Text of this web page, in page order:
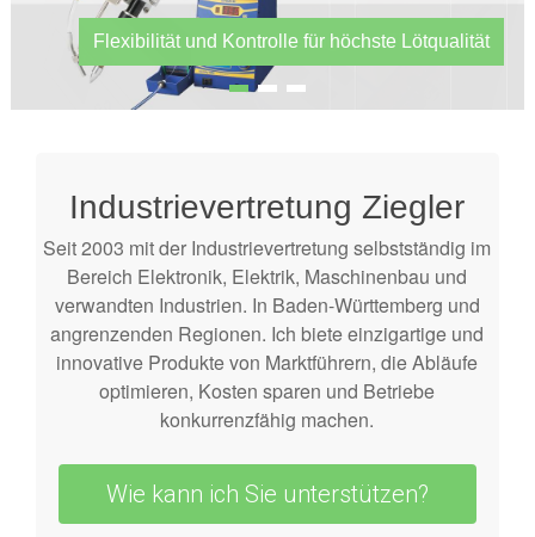
selbstständig
Industrievertretung
im
Württemberg
Flexibilität und Kontrolle für höchste Lötqualität
KLEPP Absaug- und Filtertechnik
Industrievertretung Ziegler
Seit 2003 mit der Industrievertretung selbstständig im
Bereich Elektronik, Elektrik, Maschinenbau und
verwandten Industrien. In Baden-Württemberg und
angrenzenden Regionen. Ich biete einzigartige und
innovative Produkte von Marktführern, die Abläufe
optimieren, Kosten sparen und Betriebe
konkurrenzfähig machen.
Wie kann ich Sie unterstützen?